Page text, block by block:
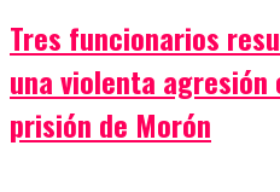
Tres funcionarios
una violenta
prisión de Morón